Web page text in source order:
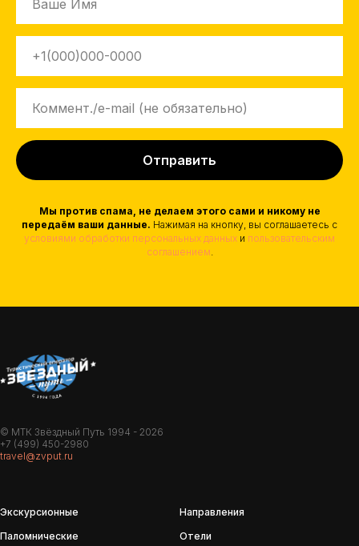
Отправить
Мы против спама, не делаем этого сами и никому не
передаём ваши данные. Нажимая на кнопку, вы соглашаетесь с
условиями обработки персональных данных и пользовательским
соглашением
© МТК Звёздный Путь 1994 - 2026
+7 (499) 450-2980
travel@zvput.ru
Экскурсионные
Паломнические
Направления
Отели